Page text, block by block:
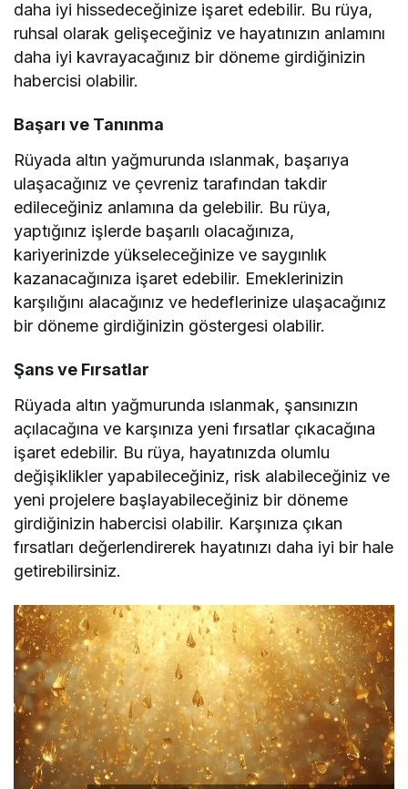
daha iyi hissedeceğinize işaret edebilir. Bu rüya,
ruhsal olarak gelişeceğiniz ve hayatınızın anlamını
daha iyi kavrayacağınız bir döneme girdiğinizin
habercisi olabilir.
Başarı ve Tanınma
Rüyada altın yağmurunda ıslanmak, başarıya
ulaşacağınız ve çevreniz tarafından takdir
edileceğiniz anlamına da gelebilir. Bu rüya,
yaptığınız işlerde başarılı olacağınıza,
kariyerinizde yükseleceğinize ve saygınlık
kazanacağınıza işaret edebilir. Emeklerinizin
karşılığını alacağınız ve hedeflerinize ulaşacağınız
bir döneme girdiğinizin göstergesi olabilir.
Şans ve Fırsatlar
Rüyada altın yağmurunda ıslanmak, şansınızın
açılacağına ve karşınıza yeni fırsatlar çıkacağına
işaret edebilir. Bu rüya, hayatınızda olumlu
değişiklikler yapabileceğiniz, risk alabileceğiniz ve
yeni projelere başlayabileceğiniz bir döneme
girdiğinizin habercisi olabilir. Karşınıza çıkan
fırsatları değerlendirerek hayatınızı daha iyi bir hale
getirebilirsiniz.